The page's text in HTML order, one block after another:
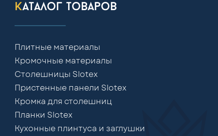
каталог товаров
Плитные материалы
Кромочные материалы
Столешницы Slotex
Пристенные панели Slotex
Кромка для столешниц
Планки Slotex
Кухонные плинтуса и заглушки